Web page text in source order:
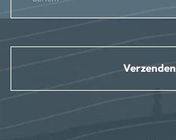
Verzenden